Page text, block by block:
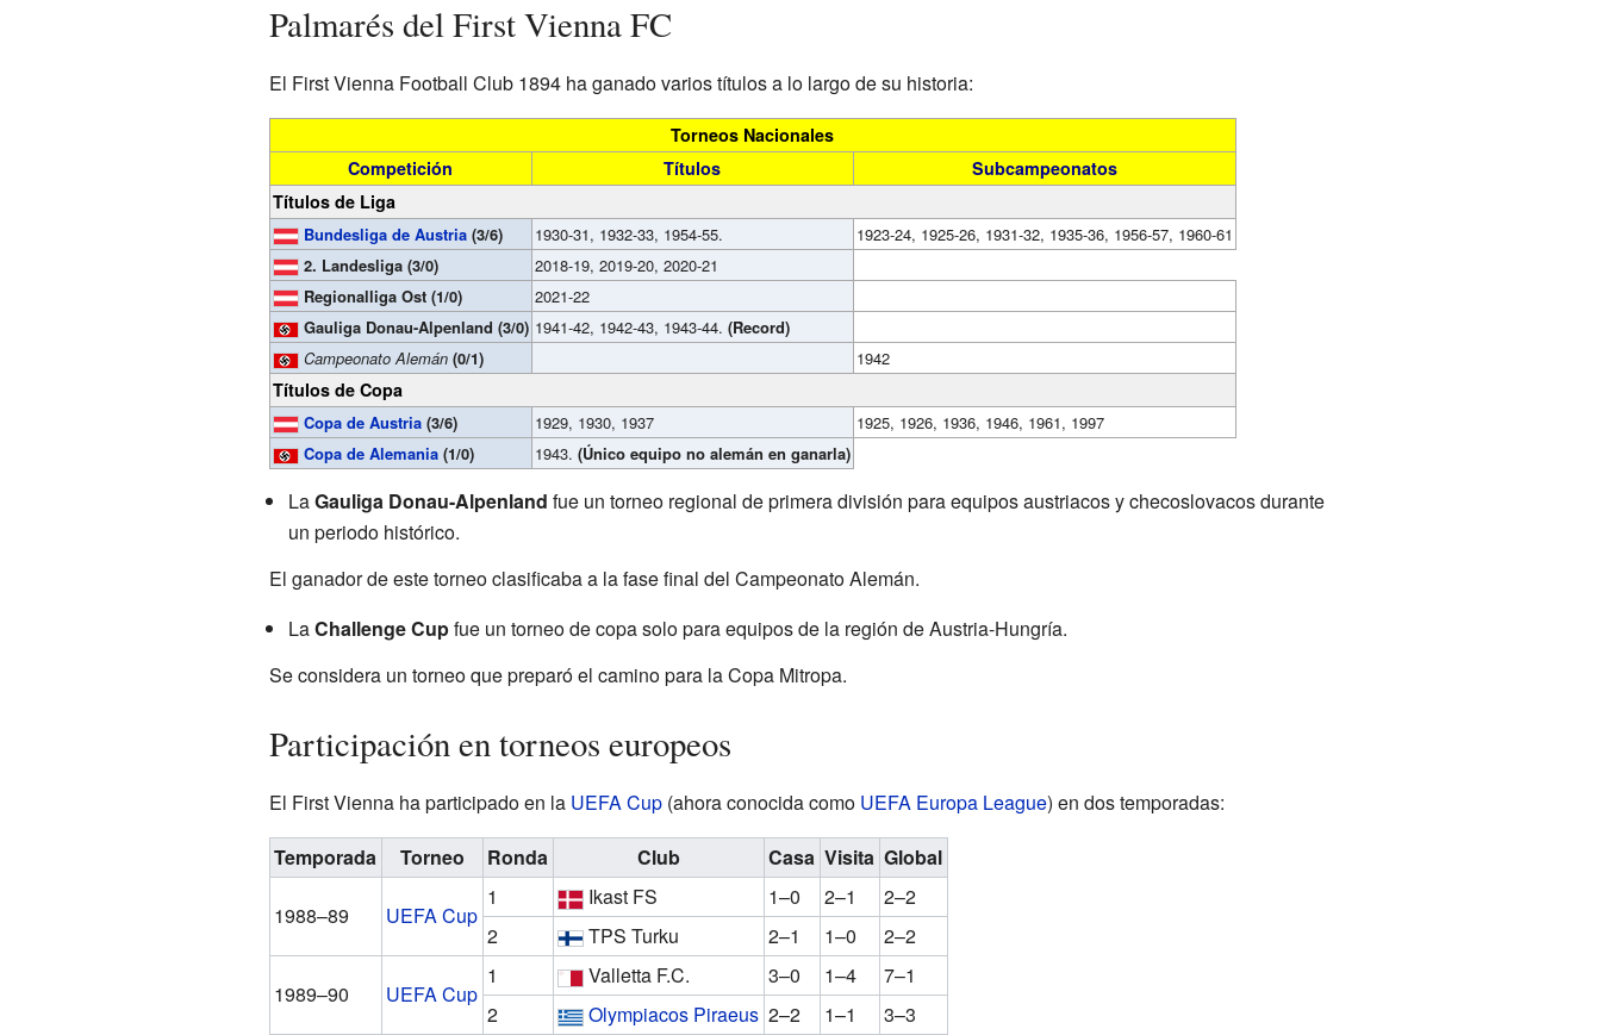
Palmarés del First Vienna FC
El First Vienna Football Club 1894 ha ganado varios títulos a lo largo de su historia:
Torneos Nacionales
Competición
Títulos
Subcampeonatos
Títulos de Liga
Bundesliga de Austria(3/6) 1930-31, 1932-33, 1954-55.
1923-24, 1925-26, 1931-32, 1935-36, 1956-57, 1960-61
2. Landesliga (3/0)
2018-19, 2019-20, 2020-21
Regionalliga Ost (1/0)
2021-22
Gauliga Donau-Alpenland (3/0) 1941-42, 1942-43, 1943-44. (Record)
Campeonato Alemán (0/1) 1942
Títulos de Copa
Copa de Austria(3/6) 1929, 1930, 1937
1925, 1926, 1936, 1946, 1961, 1997
Copa de Alemania(1/0) 1943. (Único equipo no alemán en ganarla)
LaGauliga Donau-Alpenland fue un torneo regional de primera división para equipos austriacos y checoslovacos durante
un periodo histórico.
El ganador de este torneo clasificaba a la fase final del Campeonato Alemán.
LaChallenge Cupfue un torneo de copa solo para equipos de la región de Austria-Hungría.
Se considera un torneo que preparó el camino para la Copa Mitropa.
Participación en torneos europeos
El First Vienna ha participado en la UEFA Cup(ahora conocida como UEFA Europa League) en dos temporadas:
Temporada
Torneo Ronda Club Casa Visita Global
1988–89 UEFA Cup
1 Ikast FS 1–0 2–1
2–2
2
TPS Turku 2–1 1–0 2–2
1989–90 UEFA Cup
1 Valletta F.C. 3–0 1–4
7–1
2
Olympiacos Piraeus 2–2 1–1 3–3